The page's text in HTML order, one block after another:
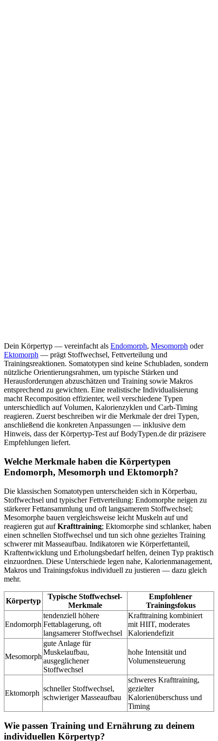
Dein Körpertyp — vereinfacht als Endomorph, Mesomorph oder
Ektomorph — prägt Stoffwechsel, Fettverteilung und
Trainingsreaktionen. Somatotypen sind keine Schubladen, sondern
nützliche Orientierungsrahmen, um typische Stärken und
Herausforderungen abzuschätzen und Training sowie Makros
entsprechend zu gewichten. Eine realistische Individualisierung
macht Recomposition effizienter, weil verschiedene Typen
unterschiedlich auf Volumen, Kalorienzyklen und Carb‑Timing
reagieren. Zuerst beschreiben wir die Merkmale der drei Typen,
anschließend die konkreten Anpassungen — inklusive dem
Hinweis, dass der Körpertyp‑Test auf BodyTypen.de dir präzisere
Empfehlungen liefert.
Welche Merkmale haben die Körpertypen
Endomorph, Mesomorph und Ektomorph?
Die klassischen Somatotypen unterscheiden sich in Körperbau,
Stoffwechsel und typischer Fettverteilung: Endomorphe neigen zu
stärkerer Fettansammlung und oft langsamerem Stoffwechsel;
Mesomorphe bauen vergleichsweise leicht Muskeln auf und
reagieren gut aufKrafttraining; Ektomorphe sind schlanker, haben
einen schnellen Stoffwechsel und tun sich ohne gezieltes Training
schwerer mit Masseaufbau. Indikatoren wie Körperfettanteil,
Kraftentwicklung und Erholungsbedarf helfen, deinen Typ praktisch
einzuordnen. Diese Unterschiede legen nahe, Kalorienmanagement,
Makros und Trainingsfokus individuell zu justieren — dazu gleich
mehr.
Körpertyp
Typische Stoffwechsel-
Merkmale
Empfohlener
Trainingsfokus
Endomorph
tendenziell höhere
Fettablagerung, oft
langsamerer Stoffwechsel
Krafttraining kombiniert
mit HIIT, moderates
Kaloriendefizit
Mesomorph
gute Anlage für
Muskelaufbau,
ausgeglichener
Stoffwechsel
hohe Intensität und
Volumensteuerung
Ektomorph
schneller Stoffwechsel,
schwieriger Masseaufbau
schweres Krafttraining,
gezielter
Kalorienüberschuss und
Timing
Wie passen Training und Ernährung zu deinem
individuellen Körpertyp?